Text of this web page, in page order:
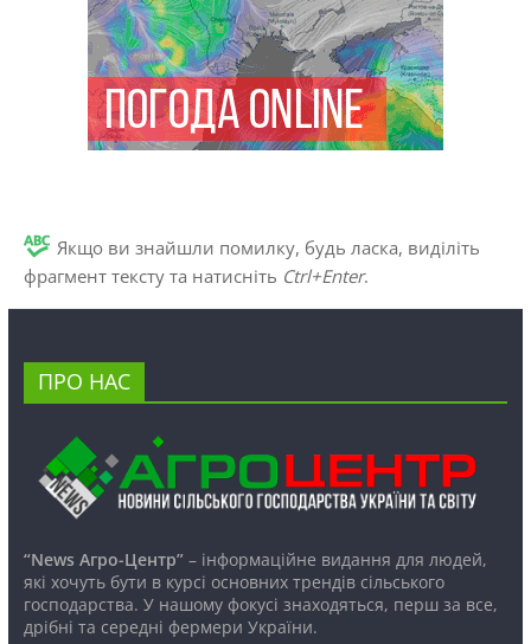
Якщо ви знайшли помилку, будь ласка, виділіть
фрагмент тексту та натисніть Ctrl+Enter.
ПРО НАС
“News Агро-Центр”– інформаційне видання для людей,
які хочуть бути в курсі основних трендів сільського
господарства. У нашому фокусі знаходяться, перш за все,
дрібні та середні фермери України.